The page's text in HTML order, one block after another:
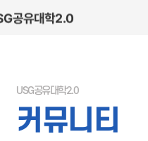
USG공유대학2.0
커뮤니티